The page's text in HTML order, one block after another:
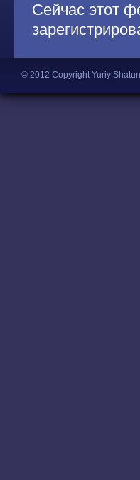
Сейчас этот
© 2012 Copyright Yuriy